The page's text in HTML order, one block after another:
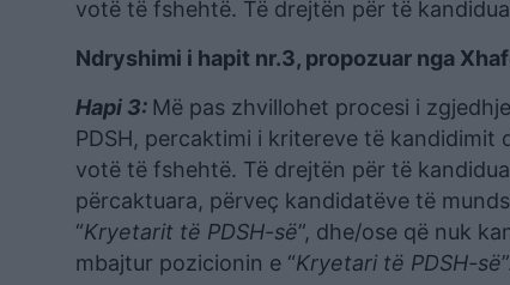
votë të fshehtë. Të drejtën për të
Ndryshimi i hapit nr.3, propozuar nga
Hapi 3: Më pas zhvillohet procesi i
PDSH, percaktimi i kritereve të
votë të fshehtë. Të drejtën për të
përcaktuara, përveç kandidatëve të
“Kryetarit të PDSH-së”, dhe/ose që nuk
mbajtur pozicionin e “Kryetari të PDSH-së